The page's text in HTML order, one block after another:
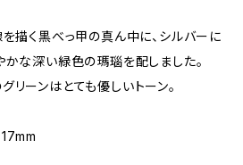
描く黒べっ甲の真ん中に、シルバーに
かな深い緑色の瑪瑙を配しました。
ーンはとても優しいトーン。